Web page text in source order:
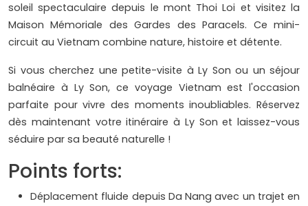
soleil spectaculaire depuis le mont Thoi Loi et visitez la
Maison Mémoriale des Gardes des Paracels. Ce mini-
circuit au Vietnam combine nature, histoire et détente.
Si vous cherchez une petite-visite à Ly Son ou un séjour
balnéaire à Ly Son, ce voyage Vietnam est l'occasion
parfaite pour vivre des moments inoubliables. Réservez
dès maintenant votre itinéraire à Ly Son et laissez-vous
séduire par sa beauté naturelle !
Points forts:
Déplacement fluide depuis Da Nang avec un trajet en